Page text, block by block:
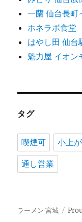
一蘭 仙台長町
ホネラボ食堂
はやし田 仙台
魁力屋 イオン
タグ
喫煙可 小上
通し営業
ラーメン 宮城